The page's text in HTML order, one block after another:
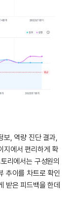
보, 역량 진단 결과,
지에서 편리하게 확
리에서는 구성원의
추이를 차트로 확인
받은 피드백을 한데